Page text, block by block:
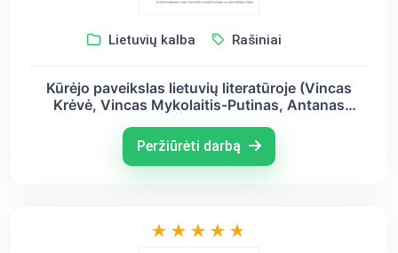
Lietuvių kalba Rašiniai
Kūrėjo paveikslas lietuvių literatūroje (Vincas
Krėvė, Vincas Mykolaitis-Putinas, Antanas
Peržiūrėti darbą